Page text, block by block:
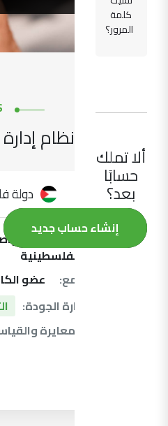
كلمة
المرور؟
ألا تملك
حسابًا
بعد؟
إنشاء حساب جديد
نظام
دولة
المعهد:
مؤسسة
الفلسطينية
عضوية التجمع:
عضو
حالة نظام إدارة الجودة:
نشر قدرات المعايرة